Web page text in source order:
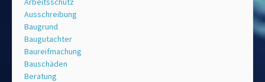
Ausschreibung
Baugrund
Baugutachter
Baureifmachung
Bauschäden
Beratung